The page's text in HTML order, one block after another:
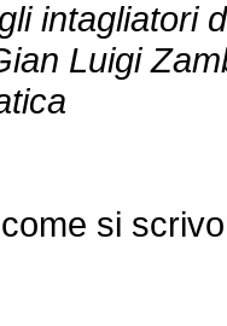
intagliatori
Luigi
come si